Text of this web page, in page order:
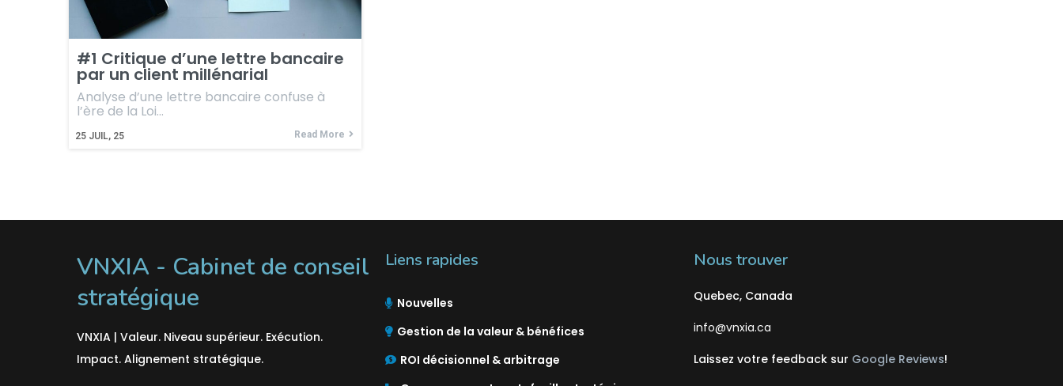
#1 Critique d’une lettre bancaire
par un client millénarial
25 JUIL, 25
Analyse d’une lettre bancaire confuse à
l’ère de la Loi…
Read More
VNXIA - Cabinet de conseil
stratégique
VNXIA | Valeur. Niveau supérieur. Exécution.
Impact. Alignement stratégique.
Liens rapides
Nouvelles
Gestion de la valeur & bénéfices
ROI décisionnel & arbitrage
Nous trouver
Quebec, Canada
info@vnxia.ca
Laissez votre feedback sur Google Reviews!